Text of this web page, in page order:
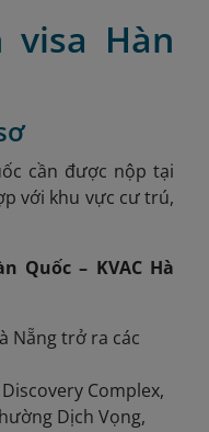
visa Hàn
cần được nộp tại
với khu vực cư trú,
Quốc – KVAC Hà
Nẵng trở ra các
Complex,
Dịch Vọng,